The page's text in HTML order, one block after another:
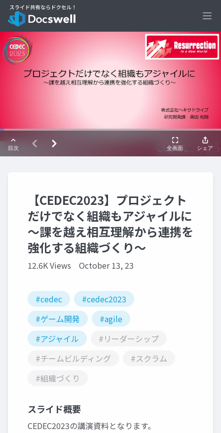
【CEDEC2023】プロジェクト
だけでなく組織もアジャイルに
～課を越え相互理解から連携を
強化する組織づくり～
12.6K Views October 13, 23
#cedec
#cedec2023
#ゲーム開発
#agile
#アジャイル
#リーダーシップ
#チームビルディング
#スクラム
#組織づくり
スライド概要
CEDEC2023の講演資料となります。